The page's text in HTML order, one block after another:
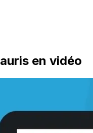
en vidéo